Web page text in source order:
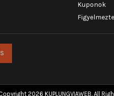
Kuponok
2026 KUPLUNGVIAWEB. All